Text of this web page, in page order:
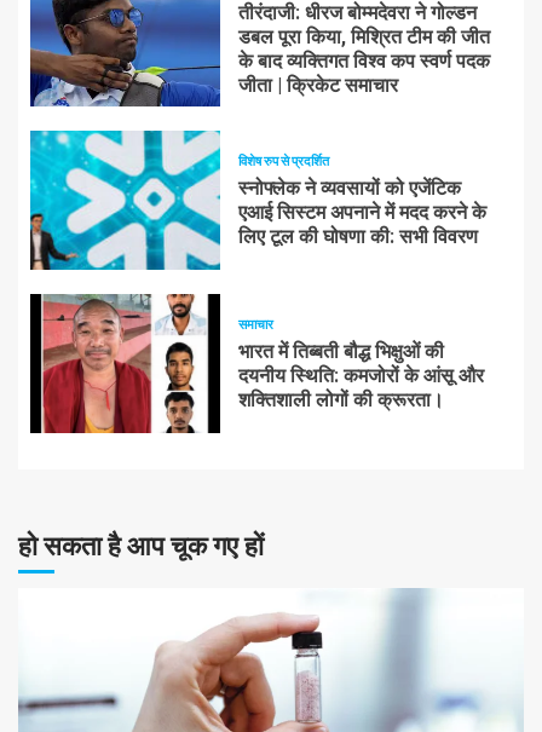
तीरंदाजी: धीरज बोम्मदेवरा ने गोल्डन
डबल पूरा किया, मिश्रित टीम की जीत
के बाद व्यक्तिगत विश्व कप स्वर्ण पदक
जीता | क्रिकेट समाचार
विशेष रुप से प्रदर्शित
स्नोफ्लेक ने व्यवसायों को एजेंटिक
एआई सिस्टम अपनाने में मदद करने के
लिए टूल की घोषणा की: सभी विवरण
समाचार
भारत में तिब्बती बौद्ध भिक्षुओं की
दयनीय स्थिति: कमजोरों के आंसू और
शक्तिशाली लोगों की क्रूरता।
हो सकता है आप चूक गए हों